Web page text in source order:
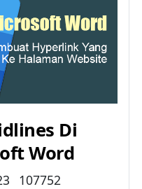
Di
Word
107752